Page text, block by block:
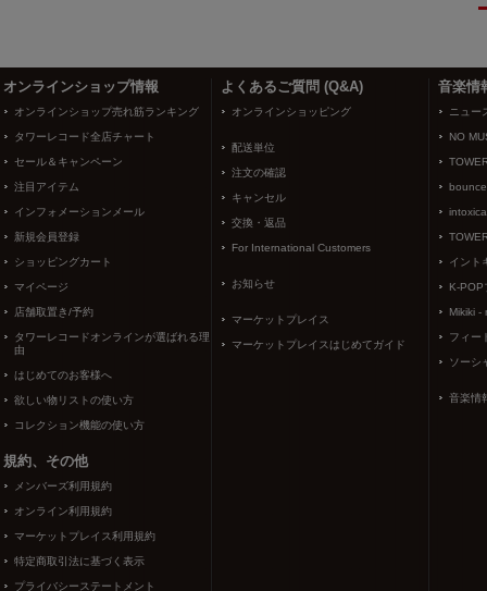
オンラインショップ情報
オンラインショップ売れ筋ランキング
タワーレコード全店チャート
セール＆キャンペーン
注目アイテム
インフォメーションメール
新規会員登録
ショッピングカート
マイページ
店舗取置き/予約
タワーレコードオンラインが選ばれる理
由
はじめてのお客様へ
欲しい物リストの使い方
コレクション機能の使い方
規約、その他
メンバーズ利用規約
オンライン利用規約
マーケットプレイス利用規約
特定商取引法に基づく表示
プライバシーステートメント
よくあるご質問 (Q&A)
オンラインショッピング
配送単位
注文の確認
キャンセル
交換・返品
For International Customers
お知らせ
マーケットプレイス
マーケットプレイスはじめてガイド
音楽情
ニュー
NO
bounce
イント
K-POP
Mikiki -
フィー
ソーシ
音楽情